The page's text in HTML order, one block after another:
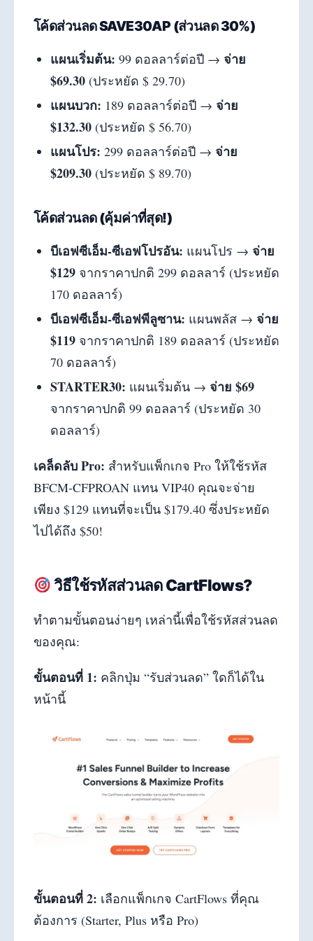
โค้ดส่วนลด SAVE30AP (ส่วนลด 30%)
แผนเริ่มต้น: 99 ดอลลาร์ต่อปี → จ่าย
$69.30 (ประหยัด $ 29.70)
แผนบวก: 189 ดอลลาร์ต่อปี → จ่าย
$132.30 (ประหยัด $ 56.70)
แผนโปร: 299 ดอลลาร์ต่อปี → จ่าย
$209.30 (ประหยัด $ 89.70)
โค้ดส่วนลด (คุ้มค่าที่สุด!)
บีเอฟซีเอ็ม-ซีเอฟโปรอัน: แผนโปร → จ่าย
$129 จากราคาปกติ 299 ดอลลาร์ (ประหยัด
170 ดอลลาร์)
บีเอฟซีเอ็ม-ซีเอฟพีลูซาน: แผนพลัส → จ่าย
$119 จากราคาปกติ 189 ดอลลาร์ (ประหยัด
70 ดอลลาร์)
STARTER30: แผนเริ่มต้น → จ่าย $69
จากราคาปกติ 99 ดอลลาร์ (ประหยัด 30
ดอลลาร์)
เคล็ดลับ Pro: สำหรับแพ็กเกจ Pro ให้ใช้รหัส
BFCM-CFPROAN แทน VIP40 คุณจะจ่าย
เพียง $129 แทนที่จะเป็น $179.40 ซึ่งประหยัด
ไปได้ถึง $50!
วิธีใช้รหัสส่วนลด CartFlows?
ทำตามขั้นตอนง่ายๆ เหล่านี้เพื่อใช้รหัสส่วนลด
ของคุณ:
ขั้นตอนที่ 1: คลิกปุ่ม “รับส่วนลด” ใดก็ได้ใน
หน้านี้
ขั้นตอนที่ 2: เลือกแพ็กเกจ CartFlows ที่คุณ
ต้องการ (Starter, Plus หรือ Pro)